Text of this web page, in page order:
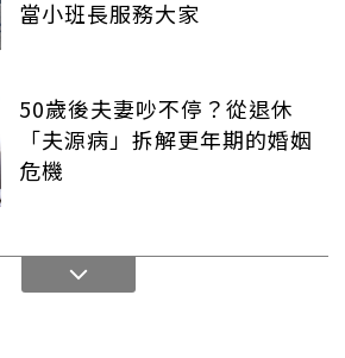
當小班長服務大家
50歲後夫妻吵不停？從退休
「夫源病」拆解更年期的婚姻
危機